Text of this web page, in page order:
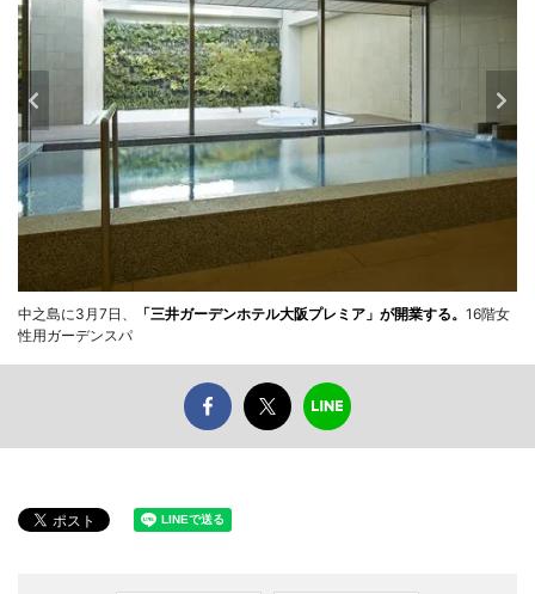
中之島に3月7日、 「三井ガーデンホテル大阪プレミア」が開業する。 16階女
性用ガーデンスパ